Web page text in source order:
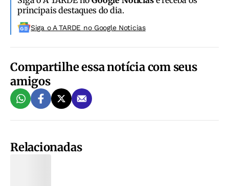
principais destaques do dia.
Siga o A TARDE no Google Noticias
Compartilhe essa notícia com seus
amigos
Relacionadas